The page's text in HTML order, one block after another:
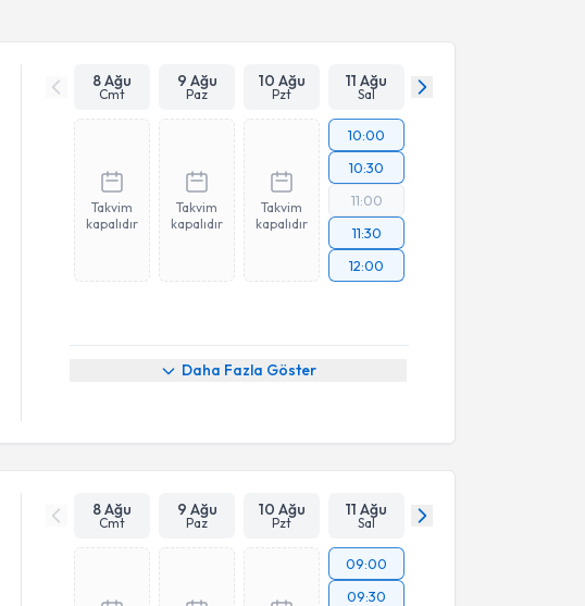
8 Ağu
Cmt
9 Ağu
Paz
10 Ağu
Pzt
11 Ağu
Sal
Takvim
kapalıdır
Takvim
kapalıdır
Takvim
kapalıdır
10:00
10:30
11:00
11:30
12:00
Daha Fazla Göster
8 Ağu
Cmt
9 Ağu
Paz
10 Ağu
Pzt
11 Ağu
Sal
09:00
09:30